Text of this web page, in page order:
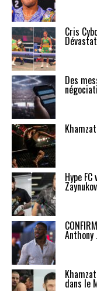
Cris
Des
Hype
Zaynukov
Anthony
dans le